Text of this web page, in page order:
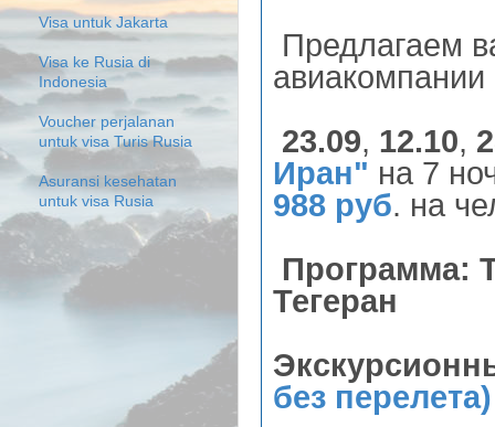
Предлагаем
авиакомпании
23.09, 12.10,
Иран" на 7
988 руб. на
Программа:
Тегеран
без перелета)
Visa untuk Jakarta
Visa ke Rusia di
Indonesia
Voucher perjalanan
untuk visa Turis Rusia
Asuransi kesehatan
untuk visa Rusia